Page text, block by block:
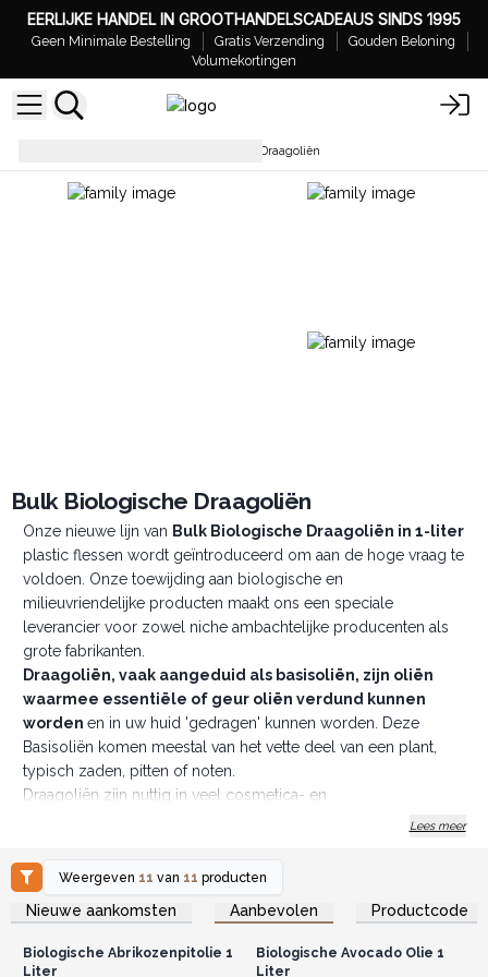
EERLIJKE HANDEL IN GROOTHANDELSCADEAUS SINDS 1995
Geen Minimale Bestelling Gratis Verzending
Gouden Beloning
Volumekortingen
Bulk Biologische Draagoliën
Bulk Biologische Draagoliën
Onze nieuwe lijn van Bulk Biologische Draagoliën in 1-liter
plastic flessen wordt geïntroduceerd om aan de hoge vraag te
voldoen. Onze toewijding aan biologische en
milieuvriendelijke producten maakt ons een speciale
leverancier voor zowel niche ambachtelijke producenten als
grote fabrikanten.
Draagoliën, vaak aangeduid als basisoliën, zijn oliën
waarmee essentiële of geur oliën verdund kunnen
worden en in uw huid 'gedragen' kunnen worden. Deze
Basisoliën komen meestal van het vette deel van een plant,
typisch zaden, pitten of noten.
Draagoliën zijn nuttig in veel cosmetica- en
te leveren zonder poriën te blokkeren of andere negatieve
reacties te veroorzaken.
De biologische draagoliën die wij verkopen zijn premium en
milieuvriendelijke schoonheids-, aromatherapie- of
Lees meer
Weergeven 11 van 11 producten
Nieuwe aankomsten Aanbevolen Productcode
Log in of registreer u voor
groothandelsprijzen.
Biologische Abrikozenpitolie 1
Liter
Log in of registreer u voor
groothandelsprijzen.
Biologische Avocado Olie 1
Liter